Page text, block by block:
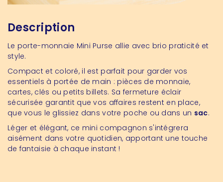
Description
Le porte-monnaie Mini Purse allie avec brio praticité et
style.
Compact et coloré, il est parfait pour garder vos
essentiels à portée de main : pièces de monnaie,
cartes, clés ou petits billets. Sa fermeture éclair
sécurisée garantit que vos affaires restent en place,
que vous le glissiez dans votre poche ou dans un sac.
Léger et élégant, ce mini compagnon s'intégrera
aisément dans votre quotidien, apportant une touche
de fantaisie à chaque instant !